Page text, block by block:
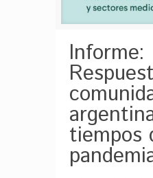
Informe:
tiempos